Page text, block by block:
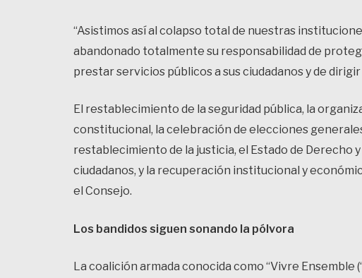
“Asistimos así al colapso total de nuestras
abandonado totalmente su responsabilidad de
prestar servicios públicos a sus ciudadanos y de
El restablecimiento de la seguridad pública, la
constitucional, la celebración de elecciones
restablecimiento de la justicia, el Estado de Derecho
ciudadanos, y la recuperación institucional y
el Consejo.
Los bandidos siguen sonando la pólvora
La coalición armada conocida como “Vivre Ensemble